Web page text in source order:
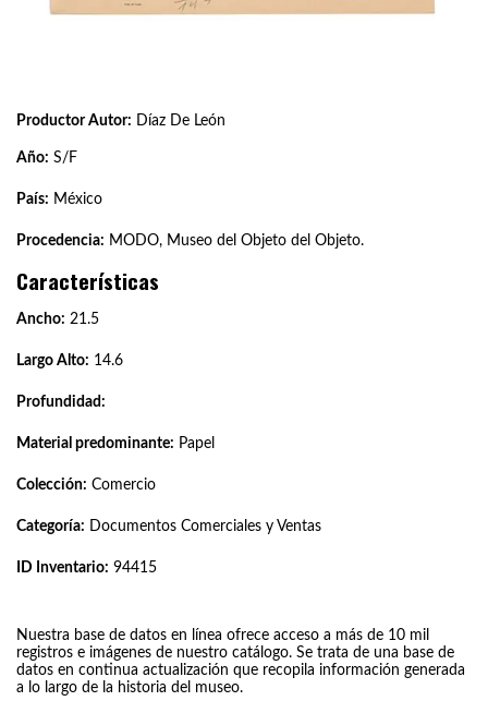
Productor Autor: Díaz De León
Año: S/F
País: México
Procedencia: MODO, Museo del Objeto del Objeto.
Características
Ancho: 21.5
Largo Alto: 14.6
Profundidad:
Material predominante: Papel
Colección: Comercio
Categoría: Documentos Comerciales y Ventas
ID Inventario: 94415
Nuestra base de datos en línea ofrece acceso a más de 10 mil
registros e imágenes de nuestro catálogo. Se trata de una base de
datos en continua actualización que recopila información generada
a lo largo de la historia del museo.